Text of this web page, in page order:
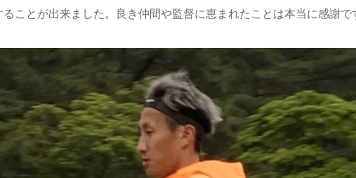
ことが出来ました。良き仲間や監督に恵まれたことは本当に感謝で